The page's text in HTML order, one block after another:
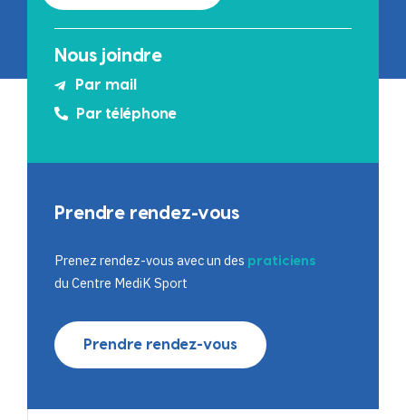
Nous joindre
Par mail
Par téléphone
Prendre rendez-vous
Prenez rendez-vous avec un des praticiens
du Centre MediK Sport
Prendre rendez-vous